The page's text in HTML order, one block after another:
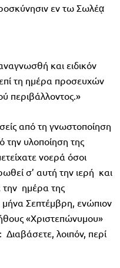
εν τω Σωλέᾳ
και ειδικόν
τη ημέρα προσευχών
περιβάλλοντος.»
από τη γνωστοποίηση
την υλοποίηση της
νοερά όσοι
σ’ αυτή την ιερή και
την ημέρα της
μήνα Σεπτέμβρη, ενώπιον
«Χριστεπώνυμου»
λοιπόν, περί